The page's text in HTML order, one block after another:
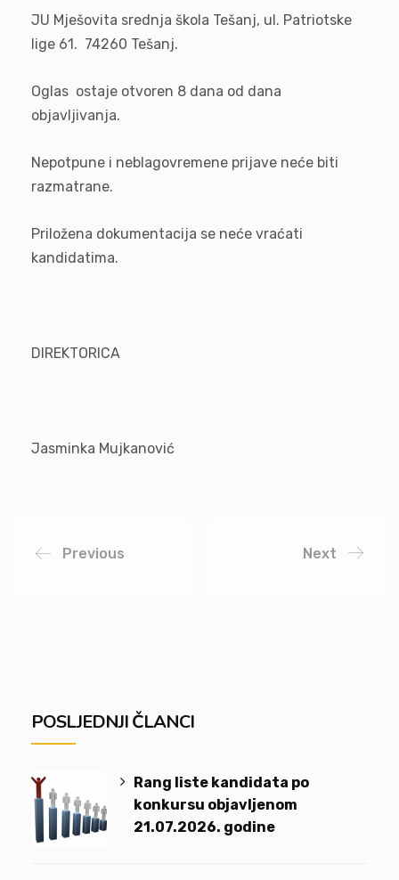
JU Mješovita srednja škola Tešanj, ul. Patriotske
lige 61. 74260 Tešanj.
Oglas ostaje otvoren 8 dana od dana
objavljivanja.
Nepotpune i neblagovremene prijave neće biti
razmatrane.
Priložena dokumentacija se neće vraćati
kandidatima.
DIREKTORICA
Jasminka Mujkanović
Previous Next
POSLJEDNJI ČLANCI
Rang liste kandidata po
konkursu objavljenom
21.07.2026. godine